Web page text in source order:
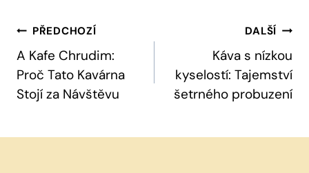
Navigace
Pro
Příspěvek
PŘEDCHOZÍ
A Kafe Chrudim:
Proč Tato Kavárna
Stojí za Návštěvu
DALŠÍ
Káva s nízkou
kyselostí: Tajemství
šetrného probuzení